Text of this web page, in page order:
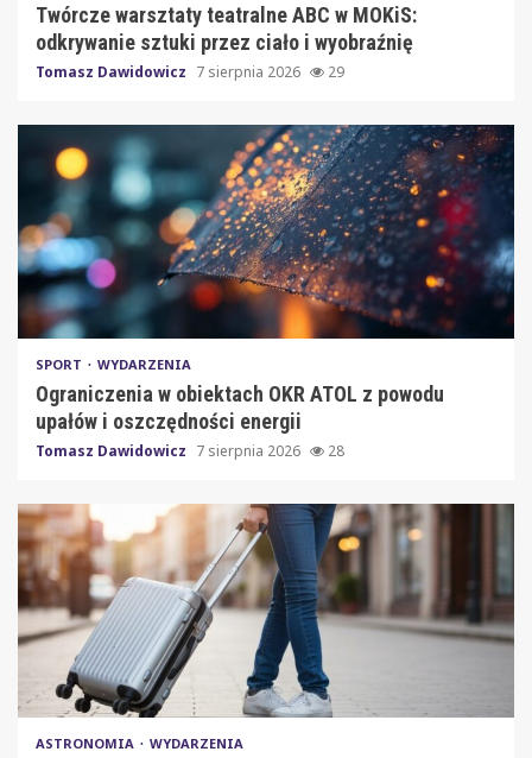
Twórcze warsztaty teatralne ABC w MOKiS:
odkrywanie sztuki przez ciało i wyobraźnię
Tomasz Dawidowicz 7 sierpnia 2026 29
SPORT WYDARZENIA
Ograniczenia w obiektach OKR ATOL z powodu
upałów i oszczędności energii
Tomasz Dawidowicz 7 sierpnia 2026 28
ASTRONOMIA WYDARZENIA